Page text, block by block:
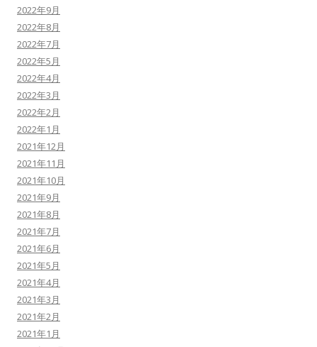
2022年9月
2022年8月
2022年7月
2022年5月
2022年4月
2022年3月
2022年2月
2022年1月
2021年12月
2021年11月
2021年10月
2021年9月
2021年8月
2021年7月
2021年6月
2021年5月
2021年4月
2021年3月
2021年2月
2021年1月